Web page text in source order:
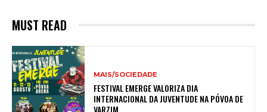
MUST READ
MAIS/SOCIEDADE
FESTIVAL EMERGE VALORIZA DIA
INTERNACIONAL DA JUVENTUDE NA PÓVOA DE
VARZIM